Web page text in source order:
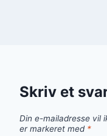
Skriv et
Din e-mailadresse vil
er markeret med *